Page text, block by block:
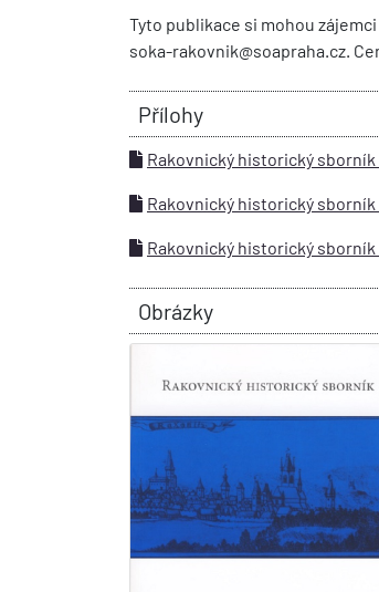
Tyto publikace si mohou
soka-rakovnik@soapraha.cz.
Přílohy
Rakovnický historický sborník
Rakovnický historický
Rakovnický historický sborník
Obrázky